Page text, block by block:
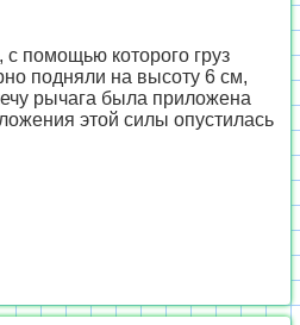
помощью которого груз
подняли на высоту 6 см,
рычага была приложена
этой силы опустилась